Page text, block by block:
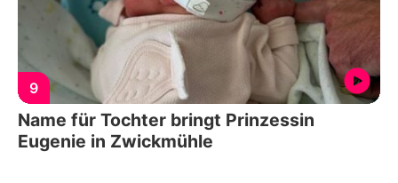
9
Name für Tochter bringt Prinzessin
Eugenie in Zwickmühle